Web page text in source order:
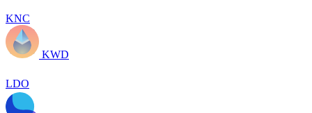
KNC
KWD
LDO